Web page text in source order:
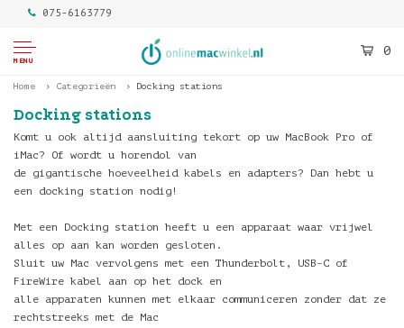
075-6163779
MENU
0
Home Categorieën Docking stations
Docking stations
Komt u ook altijd aansluiting tekort op uw MacBook Pro of
iMac? Of wordt u horendol van
de gigantische hoeveelheid kabels en adapters? Dan hebt u
een docking station nodig!
Met een Docking station heeft u een apparaat waar vrijwel
alles op aan kan worden gesloten.
Sluit uw Mac vervolgens met een Thunderbolt, USB-C of
FireWire kabel aan op het dock en
alle apparaten kunnen met elkaar communiceren zonder dat ze
rechtstreeks met de Mac